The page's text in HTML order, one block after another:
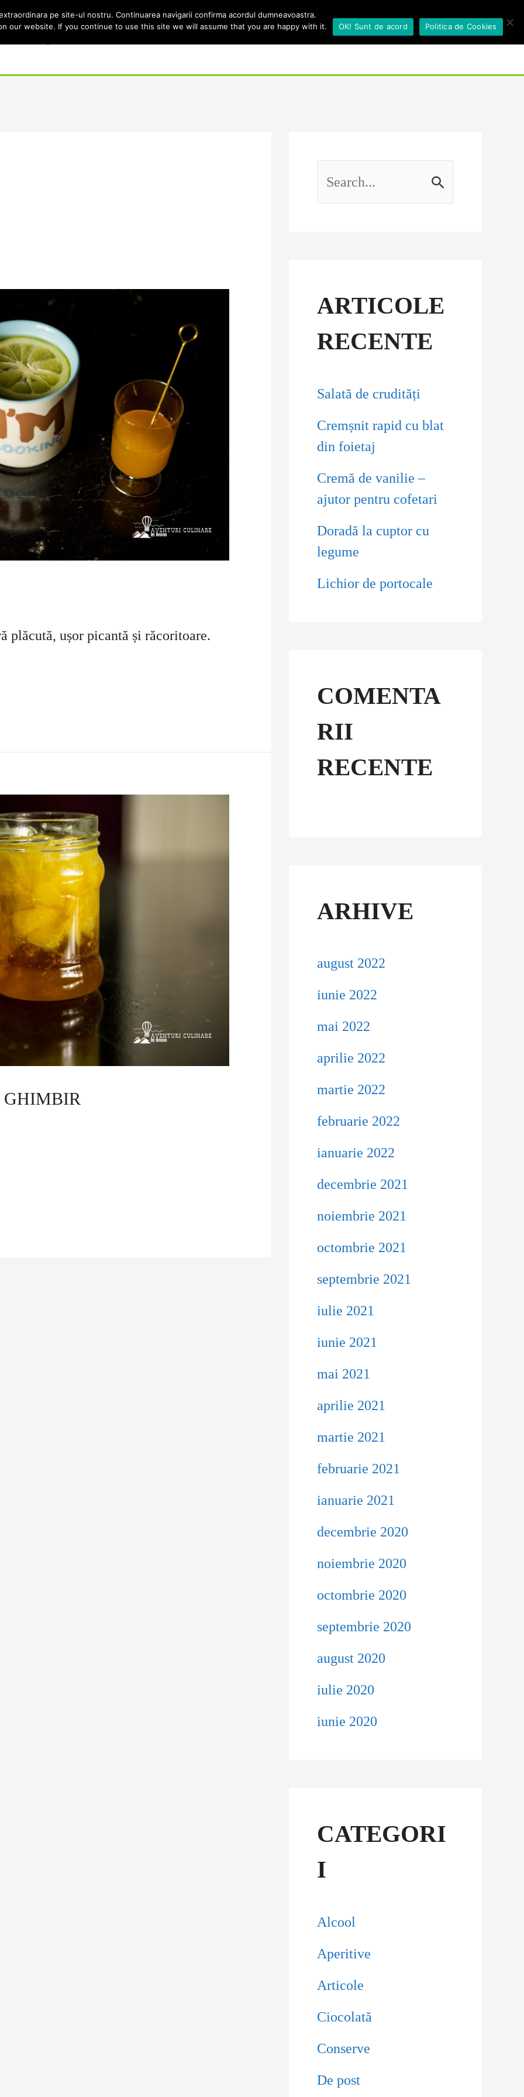
Sănătate Articole Search
plăcută, ușor picantă și răcoritoare.
c
ARTICOLE
RECENTE
Salată de crudități
Cremșnit rapid cu blat
din foietaj
Cremă de vanilie –
ajutor pentru cofetari
Doradă la cuptor cu
legume
Lichior de portocale
COMENTA
RII
RECENTE
ARHIVE
august 2022
iunie 2022
mai 2022
aprilie 2022
martie 2022
februarie 2022
ianuarie 2022
decembrie 2021
noiembrie 2021
octombrie 2021
septembrie 2021
iulie 2021
iunie 2021
mai 2021
aprilie 2021
martie 2021
februarie 2021
ianuarie 2021
decembrie 2020
noiembrie 2020
octombrie 2020
septembrie 2020
august 2020
iulie 2020
iunie 2020
CATEGORI
I
Alcool
Aperitive
Articole
Ciocolată
Conserve
De post
pe site-ul nostru. Continuarea navigarii confirma acordul dumneavoastra.
our website. If you continue to use this site we will assume that you are happy with it.
OK! Sunt de acord Politica de Cookies